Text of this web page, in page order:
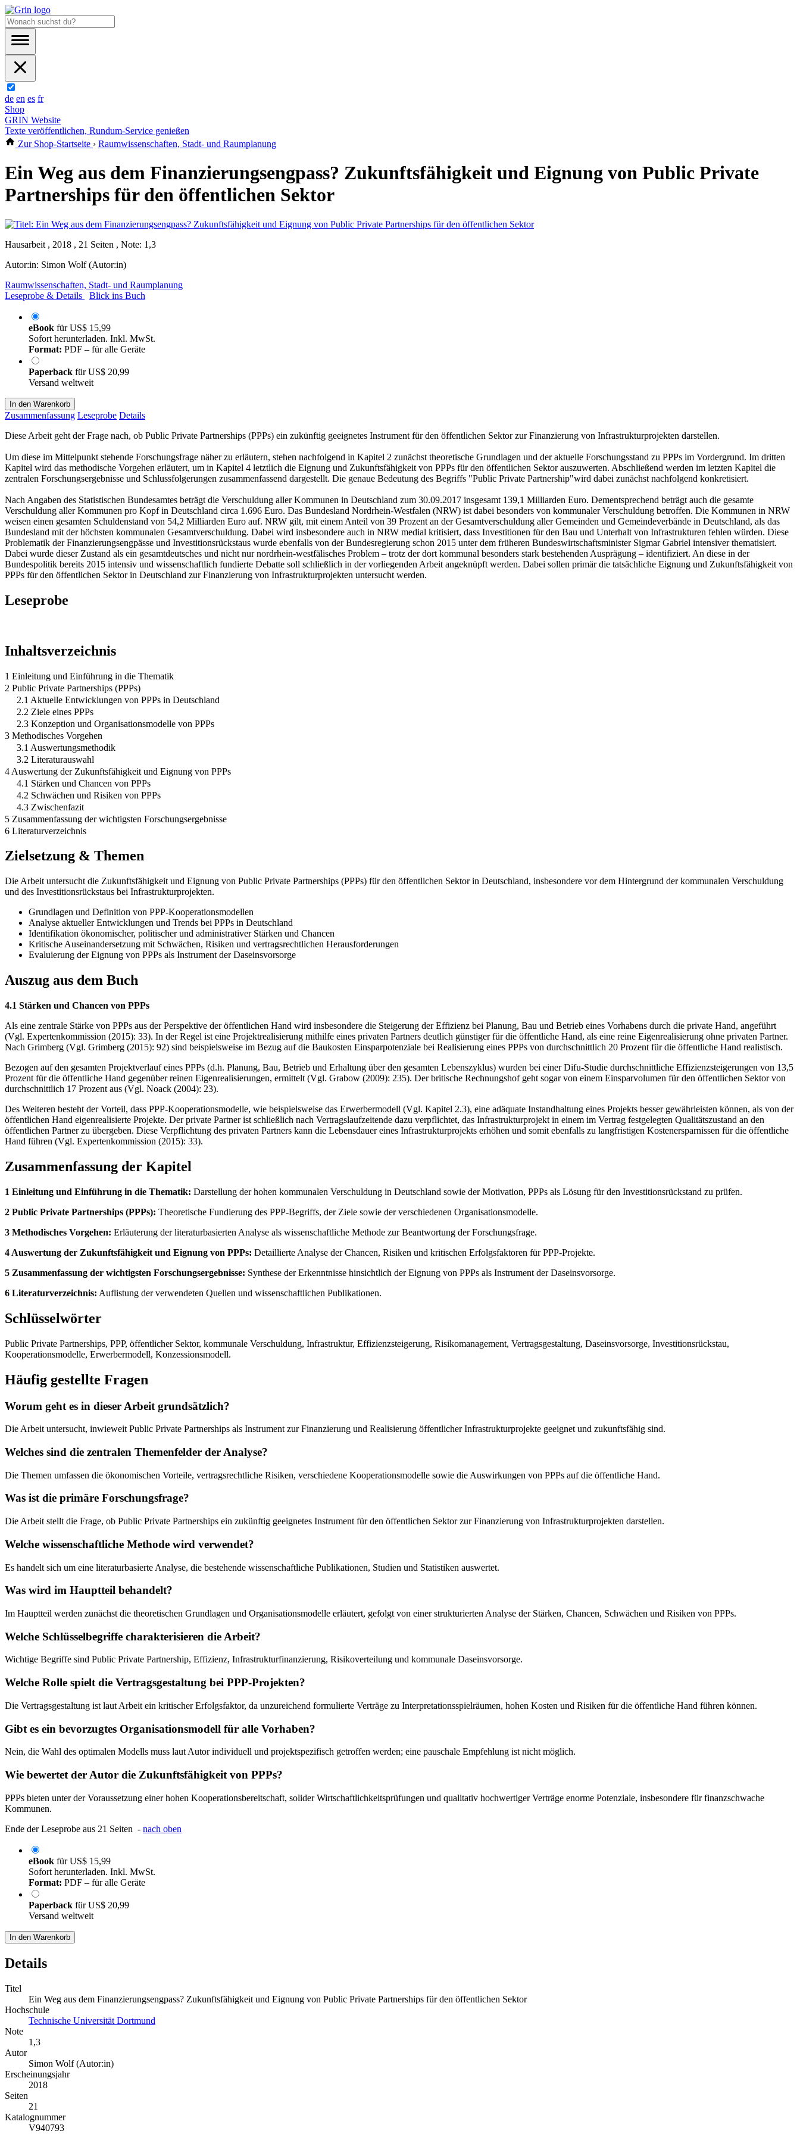
de en es fr
Shop
GRIN Website
Texte veröffentlichen, Rundum-Service genießen
Zur Shop-Startseite › Raumwissenschaften, Stadt- und Raumplanung
Ein Weg aus dem Finanzierungsengpass? Zukunftsfähigkeit und Eignung von Public Private
Partnerships für den öffentlichen Sektor
Hausarbeit , 2018 , 21 Seiten , Note: 1,3
Autor:in: Simon Wolf (Autor:in)
Raumwissenschaften, Stadt- und Raumplanung
Leseprobe & Details
Blick ins Buch
eBook fürUS$ 15,99
Sofort herunterladen. Inkl. MwSt.
Format: PDF – für alle Geräte
Paperback fürUS$ 20,99
Versand weltweit
In den Warenkorb
Zusammenfassung Leseprobe Details
Diese Arbeit geht der Frage nach, ob Public Private Partnerships (PPPs) ein zukünftig geeignetes Instrument für den öffentlichen Sektor zur Finanzierung von Infrastrukturprojekten darstellen.
Um diese im Mittelpunkt stehende Forschungsfrage näher zu erläutern, stehen nachfolgend in Kapitel 2 zunächst theoretische Grundlagen und der aktuelle Forschungsstand zu PPPs im Vordergrund. Im dritten
Kapitel wird das methodische Vorgehen erläutert, um in Kapitel 4 letztlich die Eignung und Zukunftsfähigkeit von PPPs für den öffentlichen Sektor auszuwerten. Abschließend werden im letzten Kapitel die
zentralen Forschungsergebnisse und Schlussfolgerungen zusammenfassend dargestellt. Die genaue Bedeutung des Begriffs "Public Private Partnership"wird dabei zunächst nachfolgend konkretisiert.
Nach Angaben des Statistischen Bundesamtes beträgt die Verschuldung aller Kommunen in Deutschland zum 30.09.2017 insgesamt 139,1 Milliarden Euro. Dementsprechend beträgt auch die gesamte
Verschuldung aller Kommunen pro Kopf in Deutschland circa 1.696 Euro. Das Bundesland Nordrhein-Westfalen (NRW) ist dabei besonders von kommunaler Verschuldung betroffen. Die Kommunen in NRW
weisen einen gesamten Schuldenstand von 54,2 Milliarden Euro auf. NRW gilt, mit einem Anteil von 39 Prozent an der Gesamtverschuldung aller Gemeinden und Gemeindeverbände in Deutschland, als das
Bundesland mit der höchsten kommunalen Gesamtverschuldung. Dabei wird insbesondere auch in NRW medial kritisiert, dass Investitionen für den Bau und Unterhalt von Infrastrukturen fehlen würden. Diese
Problematik der Finanzierungsengpässe und Investitionsrückstaus wurde ebenfalls von der Bundesregierung schon 2015 unter dem früheren Bundeswirtschaftsminister Sigmar Gabriel intensiver thematisiert.
Dabei wurde dieser Zustand als ein gesamtdeutsches und nicht nur nordrhein-westfälisches Problem – trotz der dort kommunal besonders stark bestehenden Ausprägung – identifiziert. An diese in der
Bundespolitik bereits 2015 intensiv und wissenschaftlich fundierte Debatte soll schließlich in der vorliegenden Arbeit angeknüpft werden. Dabei sollen primär die tatsächliche Eignung und Zukunftsfähigkeit von
PPPs für den öffentlichen Sektor in Deutschland zur Finanzierung von Infrastrukturprojekten untersucht werden.
Leseprobe
Inhaltsverzeichnis
1 Einleitung und Einführung in die Thematik
2 Public Private Partnerships (PPPs)
2.1 Aktuelle Entwicklungen von PPPs in Deutschland
2.2 Ziele eines PPPs
2.3 Konzeption und Organisationsmodelle von PPPs
3 Methodisches Vorgehen
3.1 Auswertungsmethodik
3.2 Literaturauswahl
4 Auswertung der Zukunftsfähigkeit und Eignung von PPPs
4.1 Stärken und Chancen von PPPs
4.2 Schwächen und Risiken von PPPs
4.3 Zwischenfazit
5 Zusammenfassung der wichtigsten Forschungsergebnisse
6 Literaturverzeichnis
Zielsetzung & Themen
Die Arbeit untersucht die Zukunftsfähigkeit und Eignung von Public Private Partnerships (PPPs) für den öffentlichen Sektor in Deutschland, insbesondere vor dem Hintergrund der kommunalen Verschuldung
und des Investitionsrückstaus bei Infrastrukturprojekten.
Grundlagen und Definition von PPP-Kooperationsmodellen
Analyse aktueller Entwicklungen und Trends bei PPPs in Deutschland
Identifikation ökonomischer, politischer und administrativer Stärken und Chancen
Kritische Auseinandersetzung mit Schwächen, Risiken und vertragsrechtlichen Herausforderungen
Evaluierung der Eignung von PPPs als Instrument der Daseinsvorsorge
Auszug aus dem Buch
4.1 Stärken und Chancen von PPPs
Als eine zentrale Stärke von PPPs aus der Perspektive der öffentlichen Hand wird insbesondere die Steigerung der Effizienz bei Planung, Bau und Betrieb eines Vorhabens durch die private Hand, angeführt
(Vgl. Expertenkommission (2015): 33). In der Regel ist eine Projektrealisierung mithilfe eines privaten Partners deutlich günstiger für die öffentliche Hand, als eine reine Eigenrealisierung ohne privaten Partner.
Nach Grimberg (Vgl. Grimberg (2015): 92) sind beispielsweise im Bezug auf die Baukosten Einsparpotenziale bei Realisierung eines PPPs von durchschnittlich 20 Prozent für die öffentliche Hand realistisch.
Bezogen auf den gesamten Projektverlauf eines PPPs (d.h. Planung, Bau, Betrieb und Erhaltung über den gesamten Lebenszyklus) wurden bei einer Difu-Studie durchschnittliche Effizienzsteigerungen von 13,5
Prozent für die öffentliche Hand gegenüber reinen Eigenrealisierungen, ermittelt (Vgl. Grabow (2009): 235). Der britische Rechnungshof geht sogar von einem Einsparvolumen für den öffentlichen Sektor von
durchschnittlich 17 Prozent aus (Vgl. Noack (2004): 23).
Des Weiteren besteht der Vorteil, dass PPP-Kooperationsmodelle, wie beispielsweise das Erwerbermodell (Vgl. Kapitel 2.3), eine adäquate Instandhaltung eines Projekts besser gewährleisten können, als von der
öffentlichen Hand eigenrealisierte Projekte. Der private Partner ist schließlich nach Vertragslaufzeitende dazu verpflichtet, das Infrastrukturprojekt in einem im Vertrag festgelegten Qualitätszustand an den
öffentlichen Partner zu übergeben. Diese Verpflichtung des privaten Partners kann die Lebensdauer eines Infrastrukturprojekts erhöhen und somit ebenfalls zu langfristigen Kostenersparnissen für die öffentliche
Hand führen (Vgl. Expertenkommission (2015): 33).
Zusammenfassung der Kapitel
1 Einleitung und Einführung in die Thematik: Darstellung der hohen kommunalen Verschuldung in Deutschland sowie der Motivation, PPPs als Lösung für den Investitionsrückstand zu prüfen.
2 Public Private Partnerships (PPPs): Theoretische Fundierung des PPP-Begriffs, der Ziele sowie der verschiedenen Organisationsmodelle.
3 Methodisches Vorgehen: Erläuterung der literaturbasierten Analyse als wissenschaftliche Methode zur Beantwortung der Forschungsfrage.
4 Auswertung der Zukunftsfähigkeit und Eignung von PPPs: Detaillierte Analyse der Chancen, Risiken und kritischen Erfolgsfaktoren für PPP-Projekte.
5 Zusammenfassung der wichtigsten Forschungsergebnisse: Synthese der Erkenntnisse hinsichtlich der Eignung von PPPs als Instrument der Daseinsvorsorge.
6 Literaturverzeichnis: Auflistung der verwendeten Quellen und wissenschaftlichen Publikationen.
Schlüsselwörter
Public Private Partnerships, PPP, öffentlicher Sektor, kommunale Verschuldung, Infrastruktur, Effizienzsteigerung, Risikomanagement, Vertragsgestaltung, Daseinsvorsorge, Investitionsrückstau,
Kooperationsmodelle, Erwerbermodell, Konzessionsmodell.
Häufig gestellte Fragen
Worum geht es in dieser Arbeit grundsätzlich?
Die Arbeit untersucht, inwieweit Public Private Partnerships als Instrument zur Finanzierung und Realisierung öffentlicher Infrastrukturprojekte geeignet und zukunftsfähig sind.
Welches sind die zentralen Themenfelder der Analyse?
Die Themen umfassen die ökonomischen Vorteile, vertragsrechtliche Risiken, verschiedene Kooperationsmodelle sowie die Auswirkungen von PPPs auf die öffentliche Hand.
Was ist die primäre Forschungsfrage?
Die Arbeit stellt die Frage, ob Public Private Partnerships ein zukünftig geeignetes Instrument für den öffentlichen Sektor zur Finanzierung von Infrastrukturprojekten darstellen.
Welche wissenschaftliche Methode wird verwendet?
Es handelt sich um eine literaturbasierte Analyse, die bestehende wissenschaftliche Publikationen, Studien und Statistiken auswertet.
Was wird im Hauptteil behandelt?
Im Hauptteil werden zunächst die theoretischen Grundlagen und Organisationsmodelle erläutert, gefolgt von einer strukturierten Analyse der Stärken, Chancen, Schwächen und Risiken von PPPs.
Welche Schlüsselbegriffe charakterisieren die Arbeit?
Wichtige Begriffe sind Public Private Partnership, Effizienz, Infrastrukturfinanzierung, Risikoverteilung und kommunale Daseinsvorsorge.
Welche Rolle spielt die Vertragsgestaltung bei PPP-Projekten?
Die Vertragsgestaltung ist laut Arbeit ein kritischer Erfolgsfaktor, da unzureichend formulierte Verträge zu Interpretationsspielräumen, hohen Kosten und Risiken für die öffentliche Hand führen können.
Gibt es ein bevorzugtes Organisationsmodell für alle Vorhaben?
Nein, die Wahl des optimalen Modells muss laut Autor individuell und projektspezifisch getroffen werden; eine pauschale Empfehlung ist nicht möglich.
Wie bewertet der Autor die Zukunftsfähigkeit von PPPs?
PPPs bieten unter der Voraussetzung einer hohen Kooperationsbereitschaft, solider Wirtschaftlichkeitsprüfungen und qualitativ hochwertiger Verträge enorme Potenziale, insbesondere für finanzschwache
Kommunen.
Ende der Leseprobe aus 21 Seiten - nach oben
eBook fürUS$ 15,99
Sofort herunterladen. Inkl. MwSt.
Format: PDF – für alle Geräte
Paperback fürUS$ 20,99
Versand weltweit
In den Warenkorb
Details
Titel
Ein Weg aus dem Finanzierungsengpass? Zukunftsfähigkeit und Eignung von Public Private Partnerships für den öffentlichen Sektor
Hochschule
Technische Universität Dortmund
Note
1,3
Autor
Simon Wolf (Autor:in)
Erscheinungsjahr
2018
Seiten
21
Katalognummer
V940793